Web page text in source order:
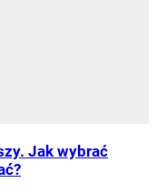
Jak wybrać